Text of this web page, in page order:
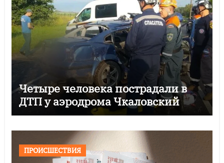
Четыре человека пострадали в
ДТП у аэродрома Чкаловский
ПРОИСШЕСТВИЯ